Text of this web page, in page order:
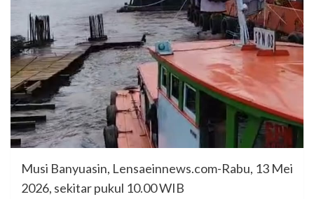
Musi Banyuasin, Lensaeinnews.com-Rabu, 13 Mei
2026, sekitar pukul 10.00 WIB